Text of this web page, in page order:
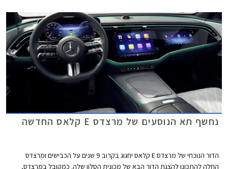
חדש שיוצע גם עם יחידת הנעה חשמלית. אאודי לעומת זאת צפויה להחליף את
A6 בדור חדש שלא יוצע עוד עם מנועי בעירה פנימית.
נחשף תא הנוסעים של מרצדס E קלאס החדשה
הדור הנוכחי של מרצדס E קלאס יחגוג בקרוב 9 שנים על הכבישים ומרצדס
החלה להתכונן להצגת הדור הבא של מכונית הסלון שלה. כמקובל במרצדס,